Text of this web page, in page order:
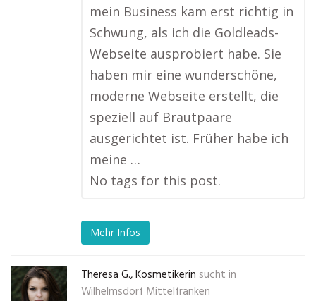
mein Business kam erst richtig in
Schwung, als ich die Goldleads-
Webseite ausprobiert habe. Sie
haben mir eine wunderschöne,
moderne Webseite erstellt, die
speziell auf Brautpaare
ausgerichtet ist. Früher habe ich
meine …
No tags for this post.
Mehr Infos
Theresa G., Kosmetikerin sucht in
Wilhelmsdorf Mittelfranken